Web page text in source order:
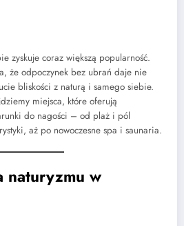
zyskuje coraz większą popularność.
że odpoczynek bez ubrań daje nie
bliskości z naturą i samego siebie.
miejsca, które oferują
do nagości – od plaż i pól
aż po nowoczesne spa i saunaria.
naturyzmu w